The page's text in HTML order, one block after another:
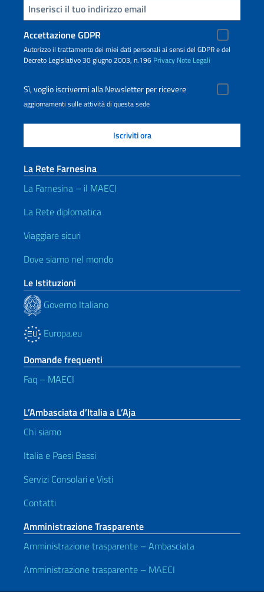
Inserisci la tua email
Accettazione GDPR
Autorizzo il trattamento dei miei dati personali ai sensi del GDPR e del
Decreto Legislativo 30 giugno 2003, n.196 Privacy Note Legali
Sì, voglio iscrivermi alla Newsletter per ricevere
aggiornamenti sulle attività di questa sede
La Rete Farnesina
La Farnesina – il MAECI
La Rete diplomatica
Viaggiare sicuri
Dove siamo nel mondo
Le Istituzioni
Governo Italiano
Europa.eu
Domande frequenti
Faq – MAECI
L’Ambasciata d’Italia a L’Aja
Chi siamo
Italia e Paesi Bassi
Servizi Consolari e Visti
Contatti
Amministrazione Trasparente
Amministrazione trasparente – Ambasciata
Amministrazione trasparente – MAECI